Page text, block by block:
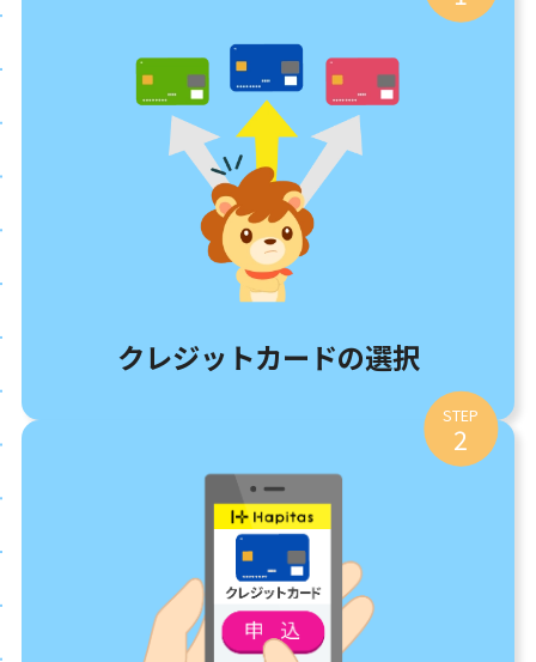
クレジットカードの選択
STEP
2